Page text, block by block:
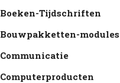
Boeken-Tijdschriften
Bouwpakketten-modules
Communicatie
Computerproducten